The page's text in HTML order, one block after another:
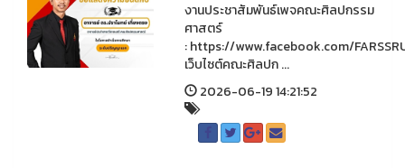
งานประชาสัมพันธ์เพจคณะศิลปกรรม
ศาสตร์
: https://www.facebook.com/
เว็บไซต์คณะศิลปก ...
2026-06-19 14:21:52